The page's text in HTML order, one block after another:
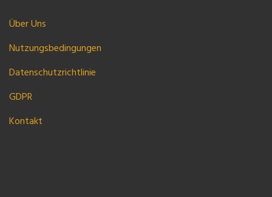
Über Uns
Nutzungsbedingungen
Datenschutzrichtlinie
GDPR
Kontakt